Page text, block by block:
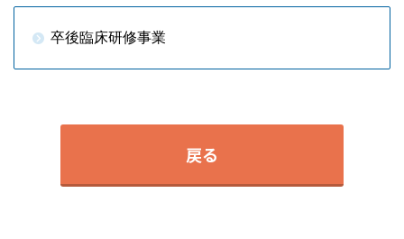
卒後臨床研修事業
戻る